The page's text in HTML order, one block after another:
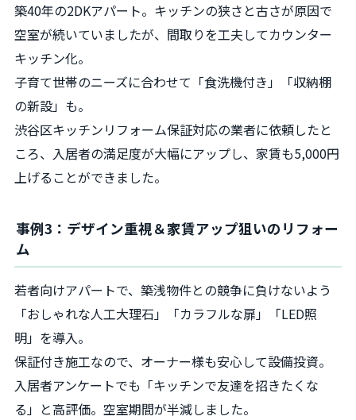
築40年の2DKアパート。キッチンの狭さと古さが原因で
空室が続いていましたが、間取りを工夫してカウンター
キッチン化。
子育て世帯のニーズに合わせて「食洗機付き」「収納棚
の新設」も。
渋谷区キッチンリフォーム保証対応の業者に依頼したと
ころ、入居者の満足度が大幅にアップし、家賃も5,000円
上げることができました。
事例3：デザイン重視＆家賃アップ狙いのリフォー
ム
若者向けアパートで、築浅物件との競争に負けないよう
「おしゃれな人工大理石」「カラフルな扉」「LED照
明」を導入。
保証付き施工なので、オーナー様も安心して設備投資。
入居者アンケートでも「キッチンで友達を招きたくな
る」と高評価。空室期間が半減しました。